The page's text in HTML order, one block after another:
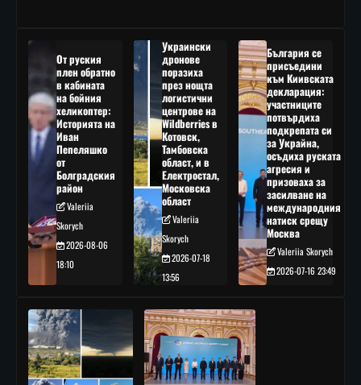
От руския
плен обратно
в кабината
на бойния
хеликоптер:
Историята на
Иван
Пепеляшко
от
Болградския
район
Valeriia
Skorych
2026-08-06
18:10
Украински
дронове
поразиха
през нощта
логистични
центрове на
Wildberries в
Котовск,
Тамбовска
област, и в
Електростал,
Московска
област
Valeriia
Skorych
2026-07-18
13:56
България се
присъедини
към Киивската
декларация:
участниците
потвърдиха
подкрепата си
за Украйна,
осъдиха руската
агресия и
призоваха за
засилване на
международния
натиск срещу
Москва
Valeriia Skorych
2026-07-16 23:49